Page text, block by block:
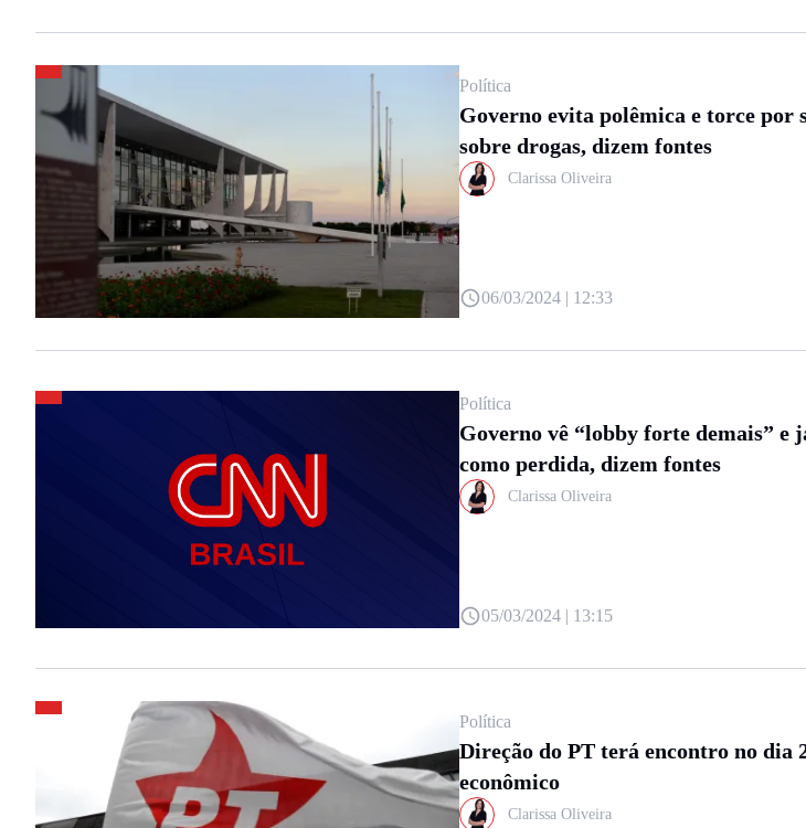
Política
Governo evita polêmica e torce por
sobre drogas, dizem fontes
Clarissa Oliveira
06/03/2024 | 12:33
Política
Governo vê “lobby forte demais” e
como perdida, dizem fontes
Clarissa Oliveira
05/03/2024 | 13:15
Política
Direção do PT terá encontro no dia
econômico
Clarissa Oliveira